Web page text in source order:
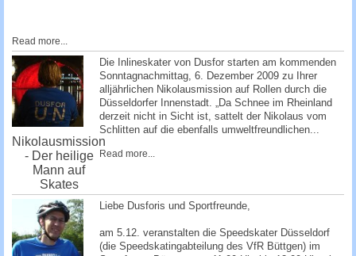
Read more...
Nikolausmission
- Der heilige
Mann auf
Skates
Die Inlineskater von Dusfor starten am kommenden
Sonntagnachmittag, 6. Dezember 2009 zu Ihrer
alljährlichen Nikolausmission auf Rollen durch die
Düsseldorfer Innenstadt. „Da Schnee im Rheinland
derzeit nicht in Sicht ist, sattelt der Nikolaus vom
Schlitten auf die ebenfalls umweltfreundlichen...
Read more...
Liebe Dusforis und Sportfreunde,
am 5.12. veranstalten die Speedskater Düsseldorf
(die Speedskatingabteilung des VfR Büttgen) im